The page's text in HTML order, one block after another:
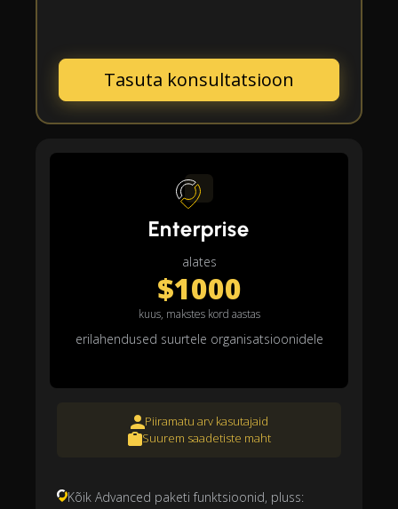
Tasuta konsultatsioon
Enterprise
alates
$1000
kuus, makstes kord aastas
erilahendused suurtele organisatsioonidele
Piiramatu arv kasutajaid
Suurem saadetiste maht
Kõik Advanced paketi funktsioonid, pluss: